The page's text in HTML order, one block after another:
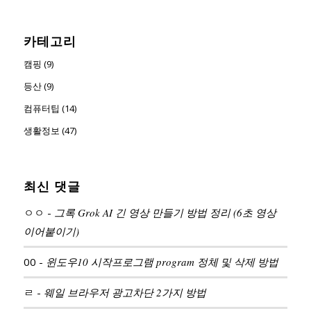
카테고리
캠핑 (9)
등산 (9)
컴퓨터팁 (14)
생활정보 (47)
최신 댓글
ㅇㅇ - 그록 Grok AI 긴 영상 만들기 방법 정리 (6초 영상
이어붙이기)
00 - 윈도우10 시작프로그램 program 정체 및 삭제 방법
ㄹ - 웨일 브라우저 광고차단 2가지 방법